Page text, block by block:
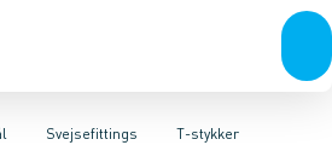
stålGalvaniseret stålPlast
SvejsefittingsLevnedsmiddel fittings
T-stykker
Koncentriske reduktioner